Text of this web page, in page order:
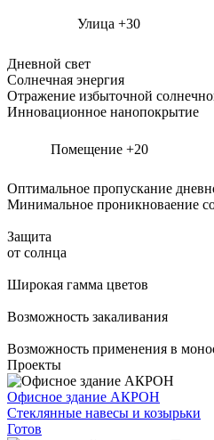
Улица +30
Дневной свет
Солнечная энергия
Отражение избыточной
Инновационное нанопокрытие
Помещение +20
Оптимальное пропускание
Минимальное проникноваение
Защита
от солнца
Широкая гамма цветов
Возможность закаливания
Возможность применения в
Проекты
Офисное здание АКРОН
Стеклянные навесы и козырьки
Готов